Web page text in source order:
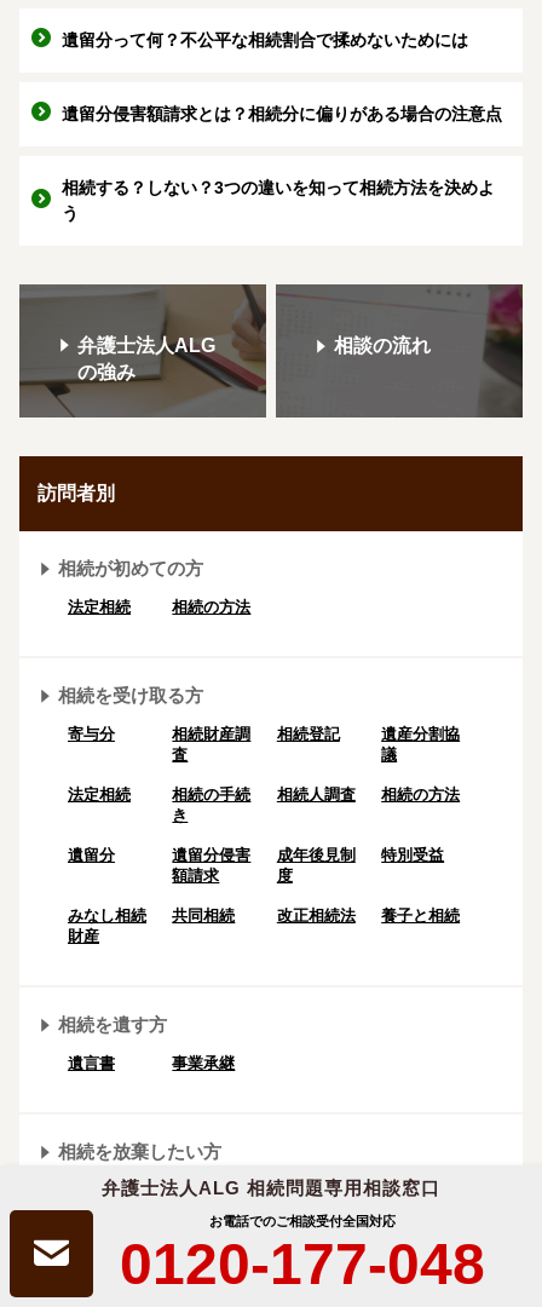
弁護士法人ALG 相続問題専用相談窓口
お電話でのご相談受付全国対応
0120-177-048
遺留分って何？不公平な相続割合で揉めないためには
遺留分侵害額請求とは？相続分に偏りがある場合の注意点
相続する？しない？3つの違いを知って相続方法を決めよ
う
弁護士法人ALG
の強み
相談の流れ
訪問者別
相続が初めての方
法定相続 相続の方法
相続を受け取る方
寄与分
相続財産調
査
相続登記
遺産分割協
議
法定相続
相続の⼿続
き
相続人調査 相続の方法
遺留分
遺留分侵害
額請求
成年後⾒制
度
特別受益
みなし相続
財産
共同相続 改正相続法 養子と相続
相続を遺す方
遺言書 事業承継
相続を放棄したい方
単純承認 限定承認